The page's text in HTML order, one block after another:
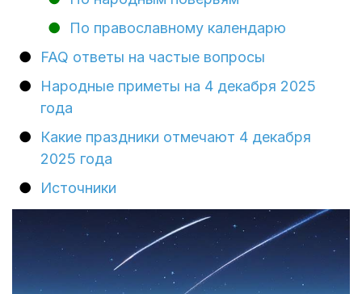
По православному календарю
FAQ ответы на частые вопросы
Народные приметы на 4 декабря 2025
года
Какие праздники отмечают 4 декабря
2025 года
Источники